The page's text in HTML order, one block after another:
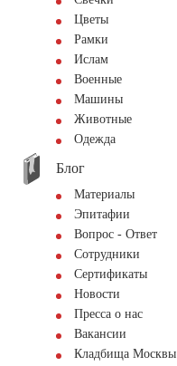
Цветы
Рамки
Ислам
Военные
Машины
Животные
Одежда
Блог
Материалы
Эпитафии
Вопрос - Ответ
Сотрудники
Сертификаты
Новости
Пресса о нас
Вакансии
Кладбища Москвы